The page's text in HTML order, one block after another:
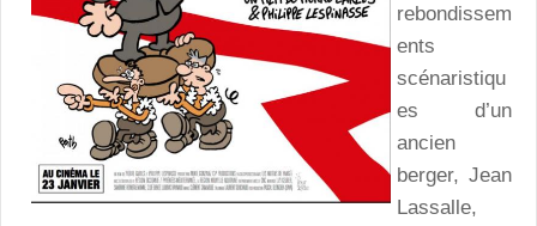
rebondissem
ents
scénaristiqu
es d’un
ancien
berger, Jean
Lassalle,